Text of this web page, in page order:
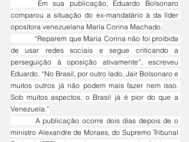
comparou a situação do ex-mandatário à da líder
opositora venezuelana María Corina Machado.
de usar redes sociais e segue criticando a
perseguição à oposição ativamente”, escreveu
Eduardo. “No Brasil, por outro lado, Jair Bolsonaro e
muitos outros já não podem mais fazer nem isso.
Sob muitos aspectos, o Brasil já é pior do que a
Venezuela.”
ministro Alexandre de Moraes, do Supremo Tribunal